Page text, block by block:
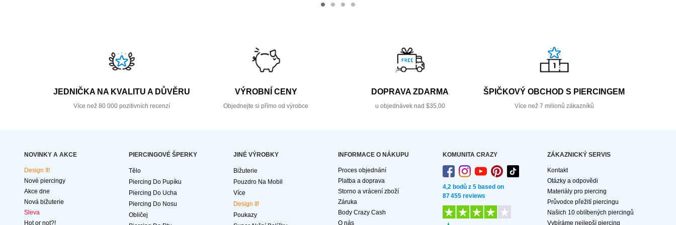
JEDNIČKA NA KVALITU A DŮVĚRU
Více než 80 000 pozitivních recenzí
VÝROBNÍ CENY
Objednejte si přímo od výrobce
DOPRAVA ZDARMA
u objednávek nad $35,00
ŠPIČKOVÝ OBCHOD S PIERCINGEM
Více než 7 milionů zákazníků
NOVINKY A AKCE
Design It!
Nové piercingy
Akce dne
Nová bižuterie
Sleva
Hot or not?!
PIERCINGOVÉ ŠPERKY
Tělo
Piercing Do Pupíku
Piercing Do Ucha
Piercing Do Nosu
Obličej
JINÉ VÝROBKY
Bižuterie
Pouzdro Na Mobil
Více
Design It!
Poukazy
INFORMACE O NÁKUPU
Proces objednání
Platba a doprava
Storno a vrácení zboží
Záruka
Body Crazy Cash
O nás
KOMUNITA CRAZY
4,2 bodů z 5 based on
87 455 reviews
ZÁKAZNICKÝ SERVIS
Kontakt
Otázky a odpovědi
Materiály pro piercing
Průvodce přežití piercingu
Našich 10 oblíbených piercingů
Vybíráme nejlepší piercing